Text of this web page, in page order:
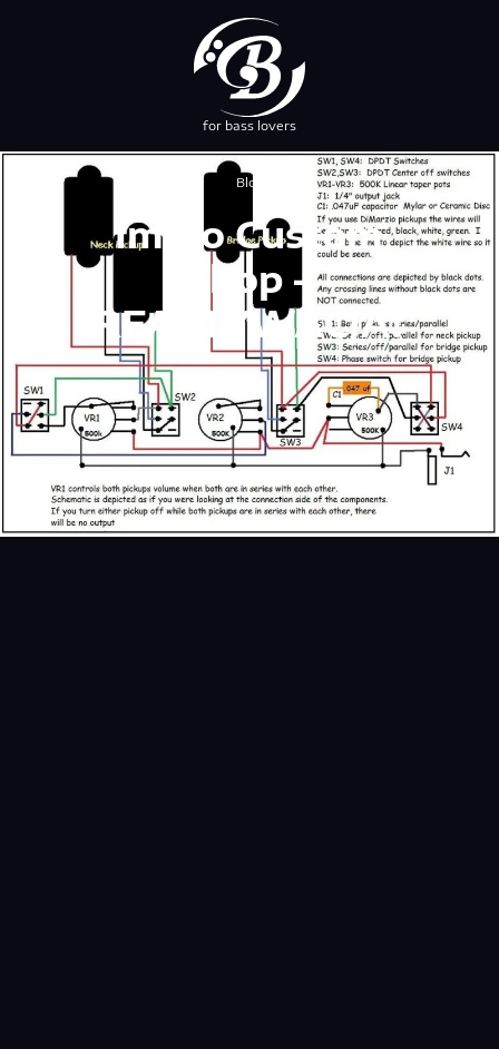
for bass lovers
Blog
Immo Custom
Shop –
REAKTYWACJA!
przez NEBUSO